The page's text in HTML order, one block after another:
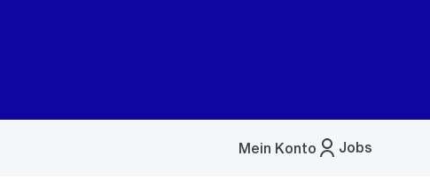
Jobs
Mein Konto
Menü